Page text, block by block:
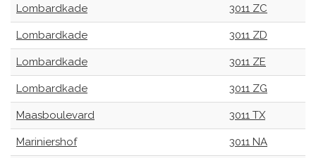
Lombardkade 3011 ZC
Lombardkade 3011 ZD
Lombardkade 3011 ZE
Lombardkade 3011 ZG
Maasboulevard 3011 TX
Mariniershof 3011 NA